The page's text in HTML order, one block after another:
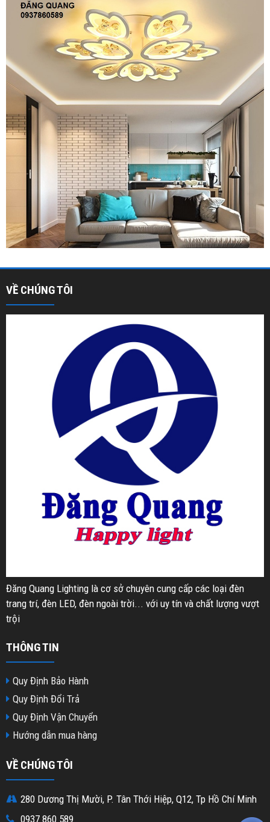
VỀ CHÚNG TÔI
Đăng Quang Lighting là cơ sở chuyên cung cấp các loại đèn
trang trí, đèn LED, đèn ngoài trời... với uy tín và chất lượng vượt
trội
THÔNG TIN
Quy Định Bảo Hành
Quy Định Đổi Trả
Quy Định Vận Chuyển
Hướng dẫn mua hàng
VỀ CHÚNG TÔI
280 Dương Thị Mười, P. Tân Thới Hiệp, Q12, Tp Hồ Chí Minh
0937 860 589